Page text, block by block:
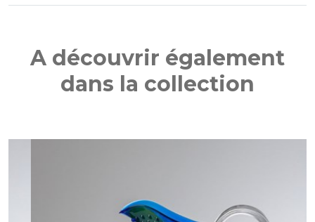
A découvrir également
dans la collection